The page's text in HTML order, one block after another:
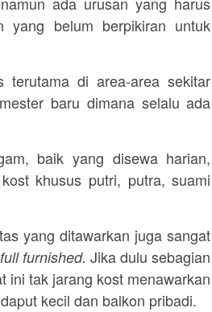
yang belum berpikiran untuk
di area-area sekitar
baru dimana selalu ada
baik yang disewa harian,
khusus putri, putra, suami
yang ditawarkan juga sangat
full furnished.Jika dulu sebagian
ini tak jarang kost menawarkan
kecil dan balkon pribadi.